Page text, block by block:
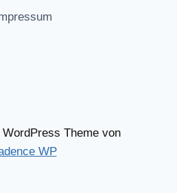
Theme von
WP